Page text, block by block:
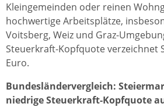
Kleingemeinden oder reinen
hochwertige Arbeitsplätze,
Voitsberg, Weiz und Graz-
Steuerkraft-Kopfquote verzeichnet
Euro.
Bundesländervergleich:
niedrige Steuerkraft-Kopfquote